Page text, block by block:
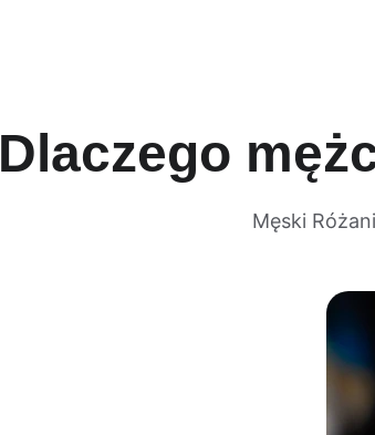
Dlaczego
Męski